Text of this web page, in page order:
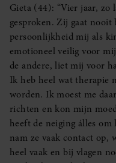
Gieta (44): “Vier jaar,
gesproken. Zij gaat
persoonlijkheid mij als
emotioneel veilig voor
de andere, liet mij voor
Ik heb heel wat therapie
worden. Ik moest me
richten en kon mijn
heeft de neiging álles
nam ze vaak contact op,
heel vaak en bij vlagen